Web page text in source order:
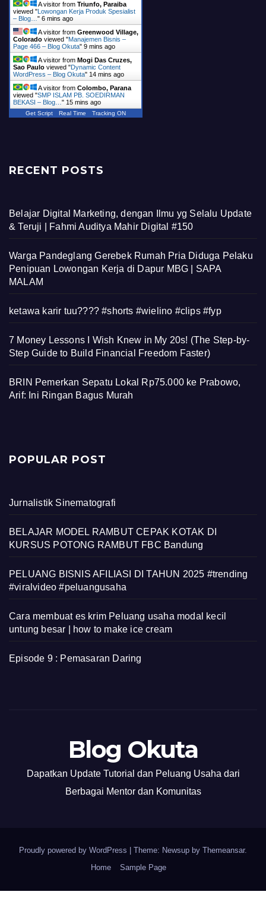
A visitor from Triunfo, Paraiba
viewed "Lowongan Kerja Produk Spesialist
– Blog… " 6 mins ago
A visitor from Greenwood Village,
Colorado viewed "Manajemen Bisnis –
Page 466 – Blog Okuta" 9 mins ago
A visitor from Mogi Das Cruzes,
Sao Paulo viewed "Dynamic Content
WordPress – Blog Okuta" 14 mins ago
A visitor from Colombo, Parana
viewed "SMP ISLAM PB. SOEDIRMAN
BEKASI – Blog… " 15 mins ago
Get Script Real Time Tracking ON
RECENT POSTS
Belajar Digital Marketing, dengan Ilmu yg Selalu Update
& Teruji | Fahmi Auditya Mahir Digital #150
Warga Pandeglang Gerebek Rumah Pria Diduga Pelaku
Penipuan Lowongan Kerja di Dapur MBG | SAPA
MALAM
ketawa karir tuu???? #shorts #wielino #clips #fyp
7 Money Lessons I Wish Knew in My 20s! (The Step-by-
Step Guide to Build Financial Freedom Faster)
BRIN Pemerkan Sepatu Lokal Rp75.000 ke Prabowo,
Arif: Ini Ringan Bagus Murah
POPULAR POST
Jurnalistik Sinematografi
BELAJAR MODEL RAMBUT CEPAK KOTAK DI
KURSUS POTONG RAMBUT FBC Bandung
PELUANG BISNIS AFILIASI DI TAHUN 2025 #trending
#viralvideo #peluangusaha
Cara membuat es krim Peluang usaha modal kecil
untung besar | how to make ice cream
Episode 9 : Pemasaran Daring
Blog Okuta
Dapatkan Update Tutorial dan Peluang Usaha dari
Berbagai Mentor dan Komunitas
Proudly powered by WordPress Theme: Newsup by Themeansar.
Home
Sample Page